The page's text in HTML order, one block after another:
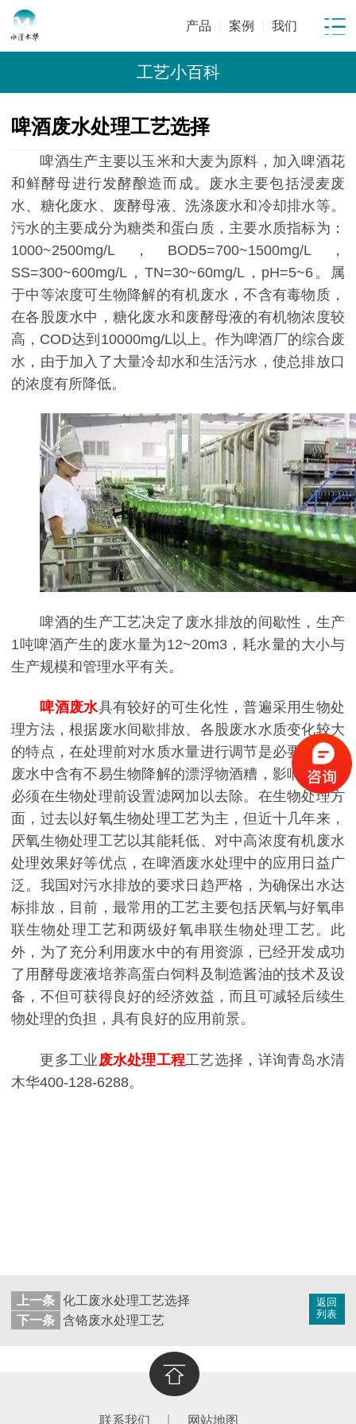
产品 案例 我们
工艺小百科
啤酒废水处理工艺选择
啤酒生产主要以玉米和大麦为原料，加入啤酒花
和鲜酵母进行发酵酿造而成。废水主要包括浸麦废
水、糖化废水、废酵母液、洗涤废水和冷却排水等。
污水的主要成分为糖类和蛋白质，主要水质指标为：
1000~2500mg/L，BOD5=700~1500mg/L，
SS=300~600mg/L，TN=30~60mg/L，pH=5~6。属
于中等浓度可生物降解的有机废水，不含有毒物质，
在各股废水中，糖化废水和废酵母液的有机物浓度较
高，COD达到10000mg/L以上。作为啤酒厂的综合废
水，由于加入了大量冷却水和生活污水，使总排放口
的浓度有所降低。
啤酒的生产工艺决定了废水排放的间歇性，生产
1吨啤酒产生的废水量为12~20m3，耗水量的大小与
生产规模和管理水平有关。
啤酒废水具有较好的可生化性，普遍采用生物处
理方法，根据废水间歇排放、各股废水水质变化较大
的特点，在处理前对水质水量进行调节是必要的。在
废水中含有不易生物降解的漂浮物酒糟，影响观感，
必须在生物处理前设置滤网加以去除。在生物处理方
面，过去以好氧生物处理工艺为主，但近十几年来，
厌氧生物处理工艺以其能耗低、对中高浓度有机废水
处理效果好等优点，在啤酒废水处理中的应用日益广
泛。我国对污水排放的要求日趋严格，为确保出水达
标排放，目前，最常用的工艺主要包括厌氧与好氧串
联生物处理工艺和两级好氧串联生物处理工艺。此
外，为了充分利用废水中的有用资源，已经开发成功
了用酵母废液培养高蛋白饲料及制造酱油的技术及设
备，不但可获得良好的经济效益，而且可减轻后续生
物处理的负担，具有良好的应用前景。
更多工业 废水处理工程工艺选择，详询青岛水清
木华400-128-6288。
返回
列表
上一条 化工废水处理工艺选择
下一条 含铬废水处理工艺
联系我们 网站地图